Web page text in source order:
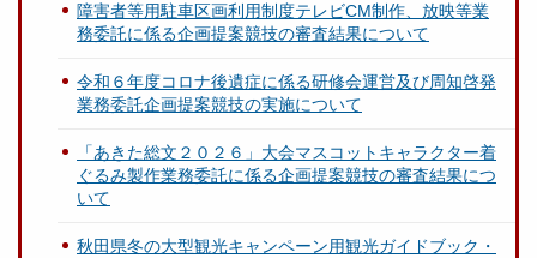
障害者等用駐車区画利用制度テレビCM制作、放映等業
務委託に係る企画提案競技の審査結果について
令和６年度コロナ後遺症に係る研修会運営及び周知啓発
業務委託企画提案競技の実施について
「あきた総文２０２６」大会マスコットキャラクター着
ぐるみ製作業務委託に係る企画提案競技の審査結果につ
いて
秋田県冬の大型観光キャンペーン用観光ガイドブック・